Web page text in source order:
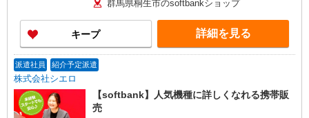
頂くと, インセンティブ支給(規定有) ★月2回払
い・週払い可能（規程有）★ ゜・。○。・゜
+゜・。○。・゜+゜
群馬県桐生市のsoftbankショップ
キープ 詳細を見る
派遣社員 紹介予定派遣
株式会社シエロ
【softbank】人気機種に詳しくなれる携帯販
売